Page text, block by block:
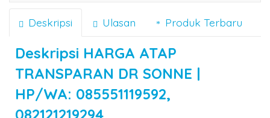
Deskripsi Ulasan Produk Terbaru
Deskripsi HARGA ATAP
TRANSPARAN DR SONNE |
HP/WA: 085551119592,
082121219294